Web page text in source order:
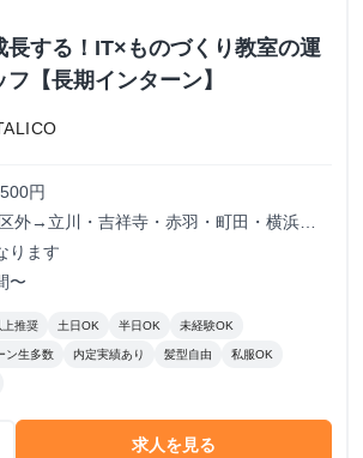
長する！IT×ものづくり教室の運
【長期インターン】
円
外→立川・吉祥寺・赤羽・町田・横浜・
ります
〜
推奨 土日OK 半日OK 未経験OK
ン生多数 内定実績あり 髪型自由 私服OK
求人を見る